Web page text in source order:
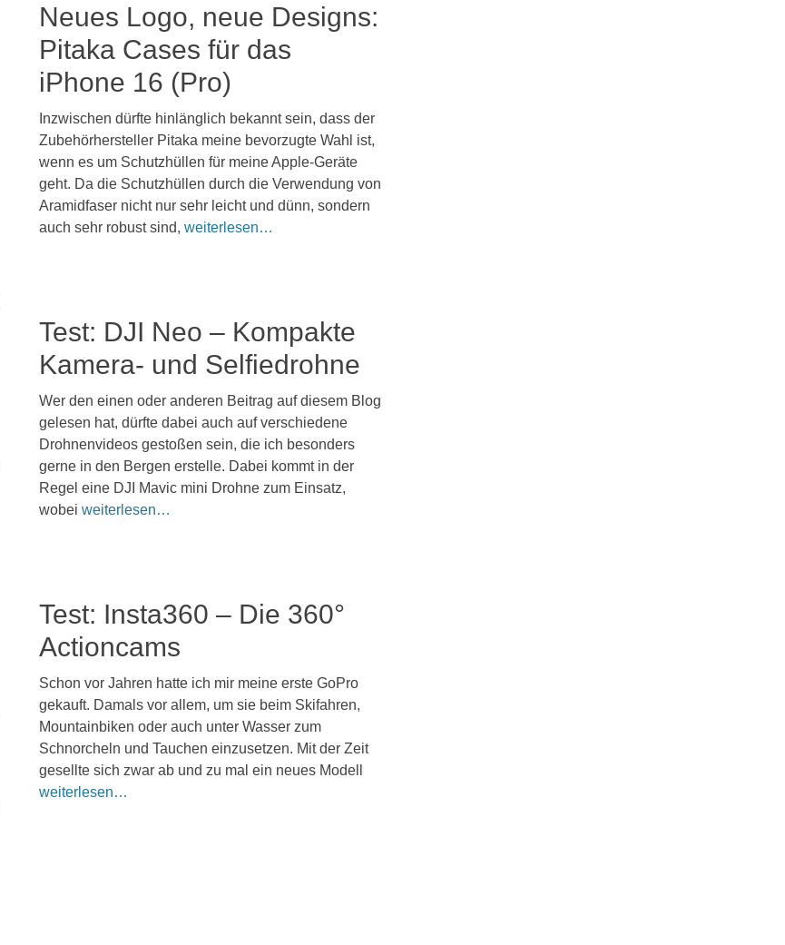
Neues Logo, neue Designs:
Pitaka Cases für das
iPhone 16 (Pro)
Veröffentlicht
am
2.
2025
Kommentieren
Inzwischen dürfte hinlänglich bekannt sein, dass der
Zubehörhersteller Pitaka meine bevorzugte Wahl ist,
wenn es um Schutzhüllen für meine Apple-Geräte
geht. Da die Schutzhüllen durch die Verwendung von
Aramidfaser nicht nur sehr leicht und dünn, sondern
auch sehr robust sind, weiterlesen…
Test: DJI Neo – Kompakte
Kamera- und Selfiedrohne
Veröffentlicht
September
2024
Kommentieren
Wer den einen oder anderen Beitrag auf diesem Blog
gelesen hat, dürfte dabei auch auf verschiedene
Drohnenvideos gestoßen sein, die ich besonders
gerne in den Bergen erstelle. Dabei kommt in der
Regel eine DJI Mavic mini Drohne zum Einsatz,
wobei weiterlesen…
Test: Insta360 – Die 360°
Actioncams
Veröffentlicht
April
2024
Kommentieren
Schon vor Jahren hatte ich mir meine erste GoPro
gekauft. Damals vor allem, um sie beim Skifahren,
Mountainbiken oder auch unter Wasser zum
Schnorcheln und Tauchen einzusetzen. Mit der Zeit
gesellte sich zwar ab und zu mal ein neues Modell
weiterlesen…